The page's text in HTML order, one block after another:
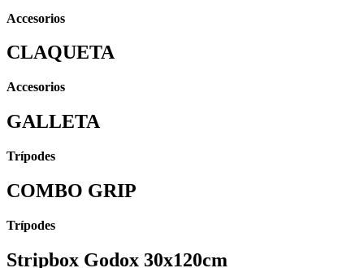
Accesorios
CLAQUETA
Accesorios
GALLETA
Trípodes
COMBO GRIP
Trípodes
⁠⁠Stripbox Godox 30x120cm